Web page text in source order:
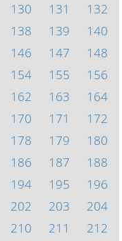
130 131
132
138 139
140
146 147
148
154 155
156
162 163
164
170 171
172
178 179
180
186 187
188
194 195
196
202 203
204
210 211
212